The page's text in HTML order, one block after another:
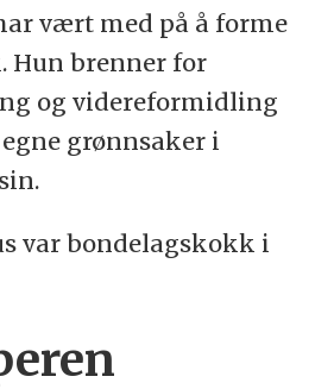
vært med på å forme
Hun brenner for
og videreformidling
grønnsaker i
var bondelagskokk i